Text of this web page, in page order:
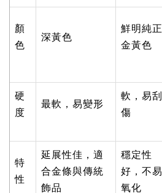
顏
色
深黃色
鮮明純正
金黃色
硬
度
最軟，易變形
軟，易刮
傷
特
性
延展性佳，適
合金條與傳統
飾品
穩定性
好，不易
氧化